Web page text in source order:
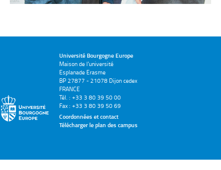
Université Bourgogne Europe
Maison de l'université
Esplanade Erasme
BP 27877 - 21078 Dijon cedex
FRANCE
Tél. : +33 3 80 39 50 00
Fax : +33 3 80 39 50 69
Coordonnées et contact
Télécharger le plan des campus